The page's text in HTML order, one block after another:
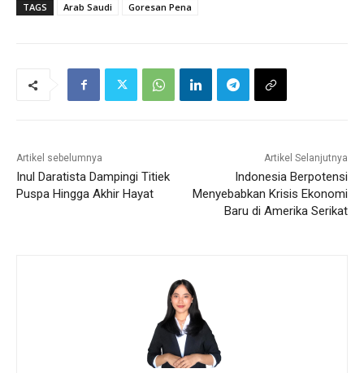
TAGS Arab Saudi Goresan Pena
Artikel sebelumnya
Inul Daratista Dampingi Titiek
Puspa Hingga Akhir Hayat
Artikel Selanjutnya
Indonesia Berpotensi
Menyebabkan Krisis Ekonomi
Baru di Amerika Serikat